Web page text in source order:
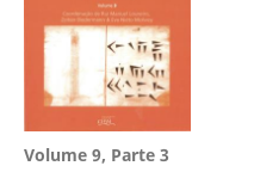
Volume 9, Parte 3